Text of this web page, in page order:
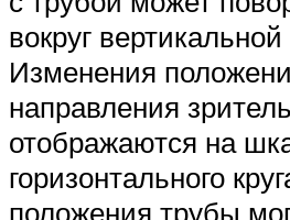
вокруг
Изменения
направления
отображаются на
горизонтального
положения трубы